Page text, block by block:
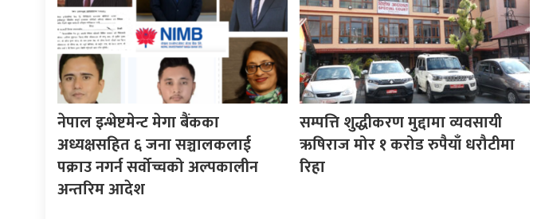
नेपाल इन्भेष्टमेन्ट मेगा बैंकका
अध्यक्षसहित ६ जना सञ्चालकलाई
पक्राउ नगर्न सर्वोच्चको अल्पकालीन
अन्तरिम आदेश
सम्पत्ति शुद्धीकरण मुद्दामा व्यवसायी
ऋषिराज मोर १ करोड रुपैयाँ धरौटीमा
रिहा